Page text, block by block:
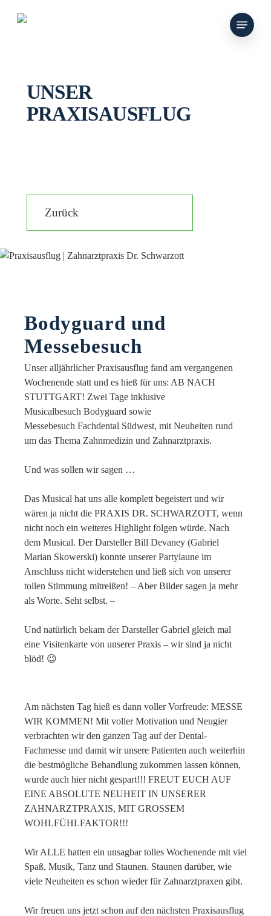
Menu
UNSER
PRAXISAUSFLUG
Zurück
Bodyguard und
Messebesuch
Unser alljährlicher Praxisausflug fand am vergangenen
Wochenende statt und es hieß für uns: AB NACH
STUTTGART! Zwei Tage inklusive
Musicalbesuch Bodyguard sowie
Messebesuch Fachdental Südwest, mit Neuheiten rund
um das Thema Zahnmedizin und Zahnarztpraxis.
Und was sollen wir sagen …
Das Musical hat uns alle komplett begeistert und wir
wären ja nicht die PRAXIS DR. SCHWARZOTT, wenn
nicht noch ein weiteres Highlight folgen würde. Nach
dem Musical. Der Darsteller Bill Devaney (Gabriel
Marian Skowerski) konnte unserer Partylaune im
Anschluss nicht widerstehen und ließ sich von unserer
tollen Stimmung mitreißen! – Aber Bilder sagen ja mehr
als Worte. Seht selbst. –
Und natürlich bekam der Darsteller Gabriel gleich mal
eine Visitenkarte von unserer Praxis – wir sind ja nicht
blöd! 😉
Am nächsten Tag hieß es dann voller Vorfreude: MESSE
WIR KOMMEN! Mit voller Motivation und Neugier
verbrachten wir den ganzen Tag auf der Dental-
Fachmesse und damit wir unsere Patienten auch weiterhin
die bestmögliche Behandlung zukommen lassen können,
wurde auch hier nicht gespart!!! FREUT EUCH AUF
EINE ABSOLUTE NEUHEIT IN UNSERER
ZAHNARZTPRAXIS, MIT GROSSEM
WOHLFÜHLFAKTOR!!!
Wir ALLE hatten ein unsagbar tolles Wochenende mit viel
Spaß, Musik, Tanz und Staunen. Staunen darüber, wie
viele Neuheiten es schon wieder für Zahnarztpraxen gibt.
Wir freuen uns jetzt schon auf den nächsten Praxisausflug